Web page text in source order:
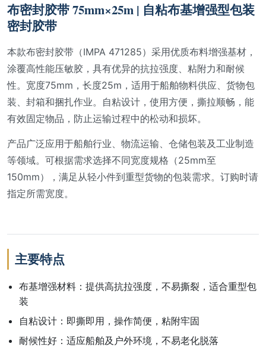
布密封胶带 75mm×25m | 自粘布基增强型包装
密封胶带
本款布密封胶带（IMPA 471285）采用优质布料增强基材，
涂覆高性能压敏胶，具有优异的抗拉强度、粘附力和耐候
性。宽度75mm，长度25m，适用于船舶物料供应、货物包
装、封箱和捆扎作业。自粘设计，使用方便，撕拉顺畅，能
有效固定物品，防止运输过程中的松动和损坏。
产品广泛应用于船舶行业、物流运输、仓储包装及工业制造
等领域。可根据需求选择不同宽度规格（25mm至
150mm），满足从轻小件到重型货物的包装需求。订购时请
指定所需宽度。
主要特点
布基增强材料：提供高抗拉强度，不易撕裂，适合重型包
装
自粘设计：即撕即用，操作简便，粘附牢固
耐候性好：适应船舶及户外环境，不易老化脱落